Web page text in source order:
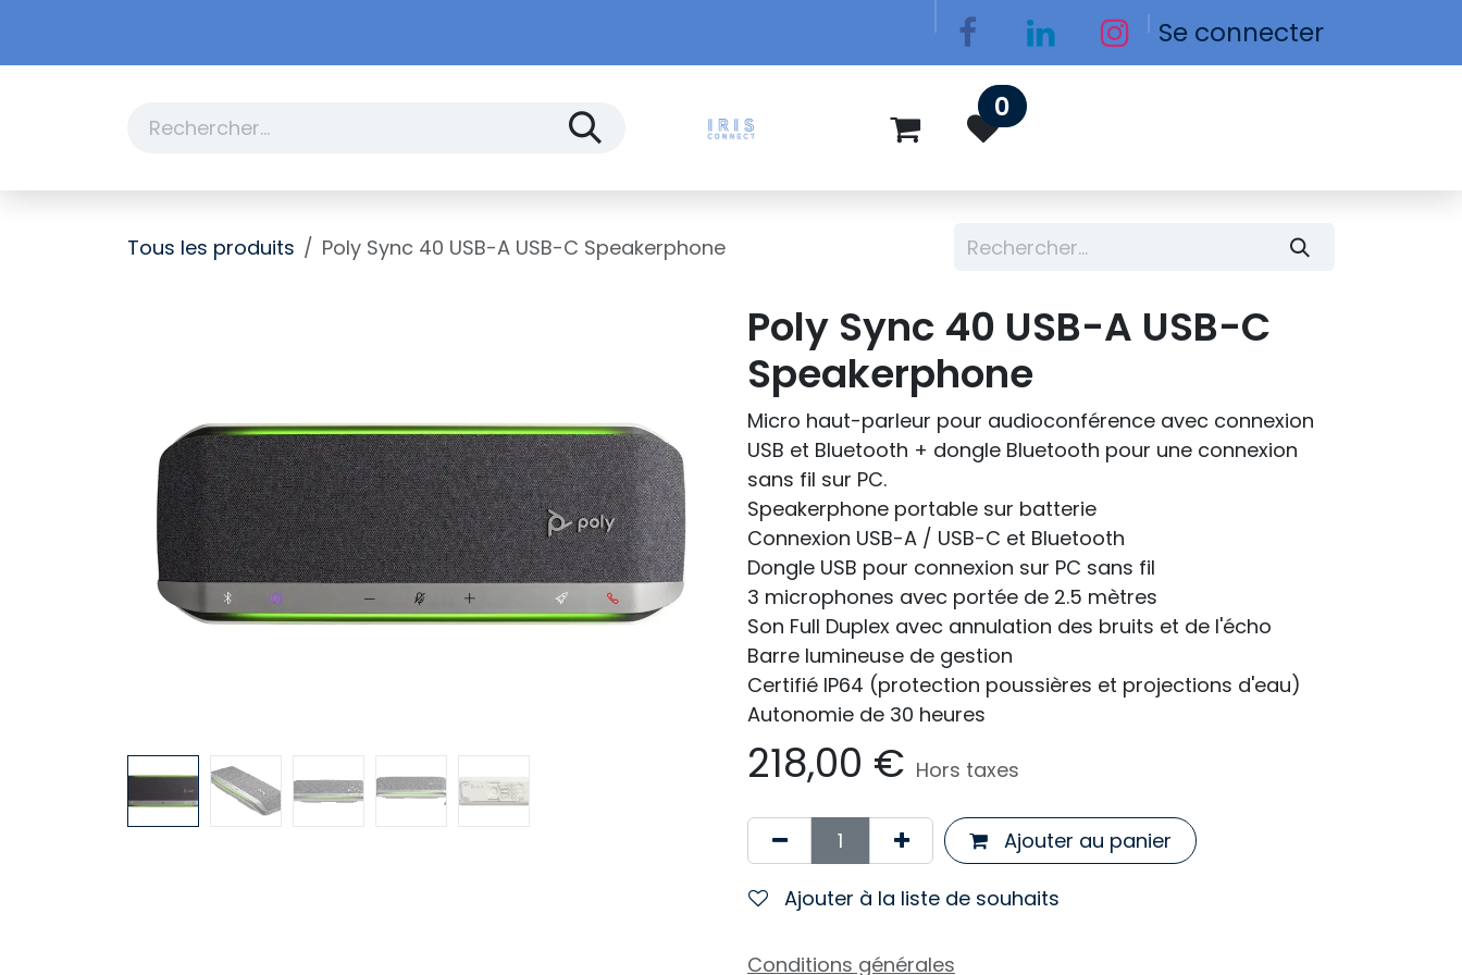
Se connecter
0
Tous les produits Poly Sync 40 USB-A USB-C Speakerphone
Poly Sync 40 USB-A USB-C
Speakerphone
Micro haut-parleur pour audioconférence avec connexion
USB et Bluetooth + dongle Bluetooth pour une connexion
sans fil sur PC.
Speakerphone portable sur batterie
Connexion USB-A / USB-C et Bluetooth
Dongle USB pour connexion sur PC sans fil
3 microphones avec portée de 2.5 mètres
Son Full Duplex avec annulation des bruits et de l'écho
Barre lumineuse de gestion
Certifié IP64 (protection poussières et projections d'eau)
Autonomie de 30 heures
218,00 € Hors taxes
Ajouter au panier
Ajouter à la liste de souhaits
Conditions générales